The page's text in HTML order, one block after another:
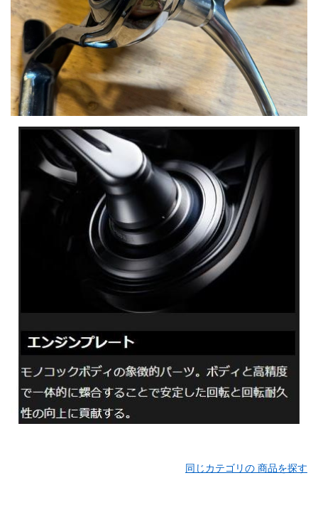
同じカテゴリの 商品を探す